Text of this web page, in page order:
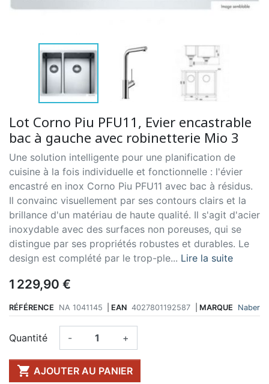
Lot Corno Piu PFU11, Evier encastrable
bac à gauche avec robinetterie Mio 3
Une solution intelligente pour une planification de
cuisine à la fois individuelle et fonctionnelle : l'évier
encastré en inox Corno Piu PFU11 avec bac à résidus.
Il convainc visuellement par ses contours clairs et la
brillance d'un matériau de haute qualité. Il s'agit d'acier
inoxydable avec des surfaces non poreuses, qui se
distingue par ses propriétés robustes et durables. Le
design est complété par le trop-ple... Lire la suite
1 229,90 €
RÉFÉRENCE NA 1041145 EAN 4027801192587 MARQUE Naber
Quantité - +
 AJOUTER AU PANIER